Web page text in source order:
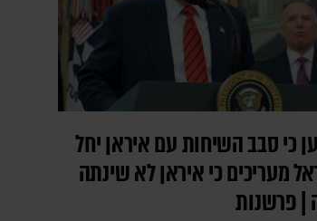
כי סבב השיחות עם איראן יחל
מעריכים כי איראן לא שינתה
פרשנות